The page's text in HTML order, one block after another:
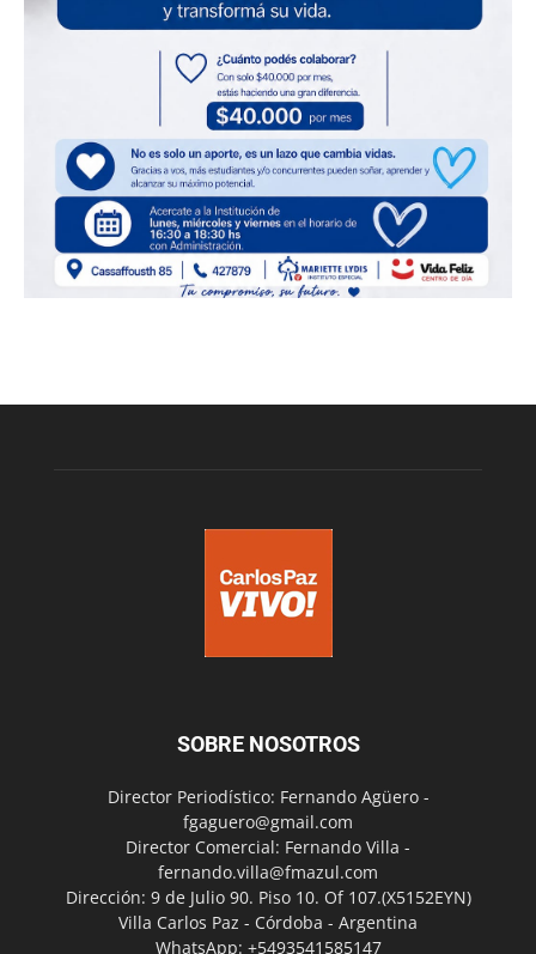
SOBRE NOSOTROS
Director Periodístico: Fernando Agüero -
fgaguero@gmail.com
Director Comercial: Fernando Villa -
fernando.villa@fmazul.com
Dirección: 9 de Julio 90. Piso 10. Of 107.(X5152EYN)
Villa Carlos Paz - Córdoba - Argentina
WhatsApp: +5493541585147